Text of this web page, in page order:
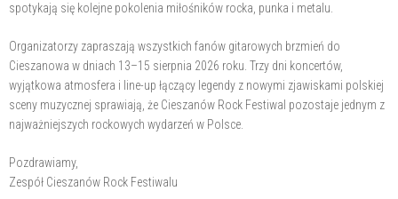
spotykają się kolejne pokolenia miłośników rocka, punka i metalu.
Organizatorzy zapraszają wszystkich fanów gitarowych brzmień do
Cieszanowa w dniach 13–15 sierpnia 2026 roku. Trzy dni koncertów,
wyjątkowa atmosfera i line-up łączący legendy z nowymi zjawiskami polskiej
sceny muzycznej sprawiają, że Cieszanów Rock Festiwal pozostaje jednym z
najważniejszych rockowych wydarzeń w Polsce.
Pozdrawiamy,
Zespół Cieszanów Rock Festiwalu